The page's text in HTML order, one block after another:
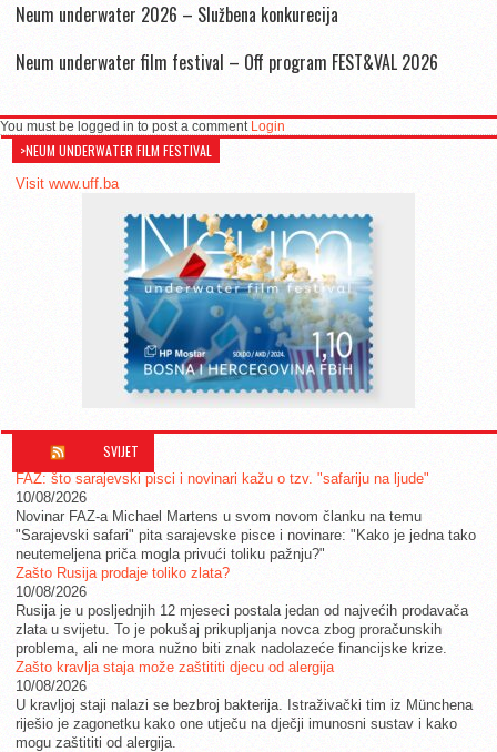
Neum underwater 2026 – Službena konkurecija
Neum underwater film festival – Off program FEST&VAL 2026
You must be logged in to post a comment Login
>NEUM UNDERWATER FILM FESTIVAL
Visit www.uff.ba
SVIJET
FAZ: što sarajevski pisci i novinari kažu o tzv. "safariju na ljude"
10/08/2026
Novinar FAZ-a Michael Martens u svom novom članku na temu
"Sarajevski safari" pita sarajevske pisce i novinare: "Kako je jedna tako
neutemeljena priča mogla privući toliku pažnju?"
Zašto Rusija prodaje toliko zlata?
10/08/2026
Rusija je u posljednjih 12 mjeseci postala jedan od najvećih prodavača
zlata u svijetu. To je pokušaj prikupljanja novca zbog proračunskih
problema, ali ne mora nužno biti znak nadolazeće financijske krize.
Zašto kravlja staja može zaštititi djecu od alergija
10/08/2026
U kravljoj staji nalazi se bezbroj bakterija. Istraživački tim iz Münchena
riješio je zagonetku kako one utječu na dječji imunosni sustav i kako
mogu zaštititi od alergija.